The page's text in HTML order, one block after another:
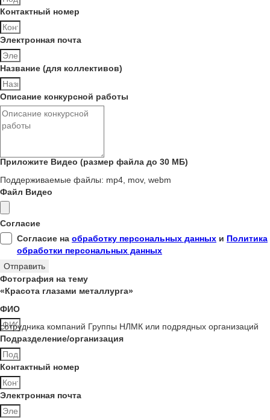
Контактный номер
Электронная почта
Название (для коллективов)
Описание конкурсной работы
Приложите Видео (размер файла до 30 МБ)
Поддерживаемые файлы: mp4, mov, webm
Файл Видео
Согласие
Согласие на обработку персональных данных и Политика
обработки персональных данных
Отправить
Фотография на тему
«Красота глазами металлурга»
ФИО
сотрудника компаний Группы НЛМК или подрядных организаций
Подразделение/организация
Контактный номер
Электронная почта